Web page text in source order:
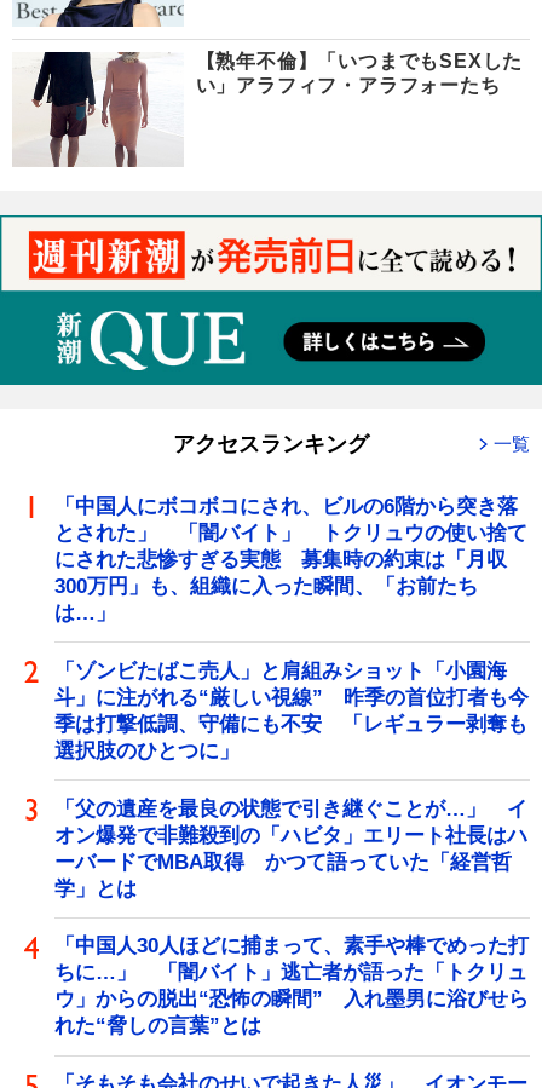
【熟年不倫】「いつまでもSEXした
い」アラフィフ・アラフォーたち
アクセスランキング 一覧
「中国人にボコボコにされ、ビルの6階から突き落
とされた」 「闇バイト」 トクリュウの使い捨て
にされた悲惨すぎる実態 募集時の約束は「月収
300万円」も、組織に入った瞬間、「お前たち
は…」
「ゾンビたばこ売人」と肩組みショット「小園海
斗」に注がれる“厳しい視線” 昨季の首位打者も今
季は打撃低調、守備にも不安 「レギュラー剥奪も
選択肢のひとつに」
「父の遺産を最良の状態で引き継ぐことが…」 イ
オン爆発で非難殺到の「ハビタ」エリート社長はハ
ーバードでMBA取得 かつて語っていた「経営哲
学」とは
「中国人30人ほどに捕まって、素手や棒でめった打
ちに…」 「闇バイト」逃亡者が語った「トクリュ
ウ」からの脱出“恐怖の瞬間” 入れ墨男に浴びせら
れた“脅しの言葉”とは